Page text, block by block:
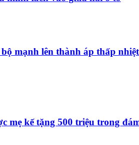
mạnh lên thành áp thấp
mẹ kế tặng 500 triệu trong